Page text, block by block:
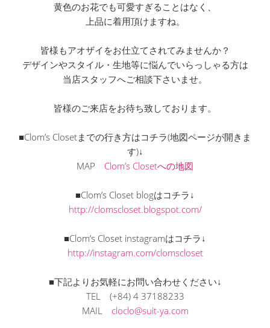
黄色のお花でも可愛すぎることはなく、
上品に着用頂けますね。
皆様もアオザイをお仕立てされてみませんか？
デザインやスタイル・生地等に悩んでいらっしゃる方は
当店スタッフへご相談下さいませ。
皆様のご来店をお待ち致しております。
■Clom’s Closetまでの行き方はコチラ(地図ページが開きま
す)↓
MAP Clom’s Closetへの地図
■Clom’s Closet blogはコチラ↓
http://clomscloset.blogspot.com/
■Clom’s Closet instagramはコチラ↓
http://instagram.com/clomscloset
■下記よりお気軽にお問い合わせください↓
TEL (+84) 4 37188233
MAIL cloclo@suit-ya.com